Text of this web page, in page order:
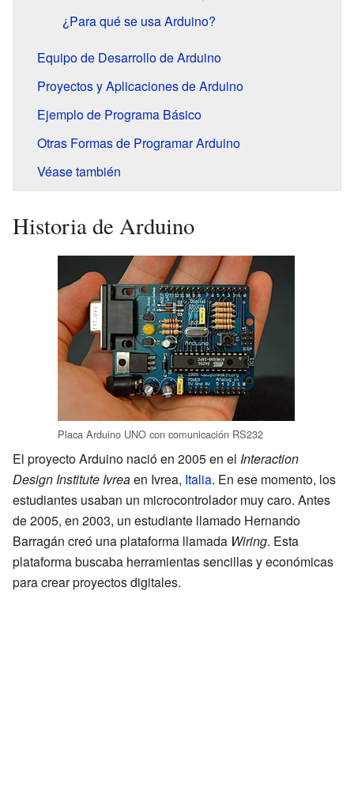
¿Para qué se usa Arduino?
Equipo de Desarrollo de Arduino
Proyectos y Aplicaciones de Arduino
Ejemplo de Programa Básico
Otras Formas de Programar Arduino
Véase también
Historia de Arduino
Placa Arduino UNO con comunicación RS232
El proyecto Arduino nació en 2005 en el Interaction
Design Institute Ivreaen Ivrea, Italia. En ese momento, los
estudiantes usaban un microcontrolador muy caro. Antes
de 2005, en 2003, un estudiante llamado Hernando
Barragán creó una plataforma llamada Wiring. Esta
plataforma buscaba herramientas sencillas y económicas
para crear proyectos digitales.